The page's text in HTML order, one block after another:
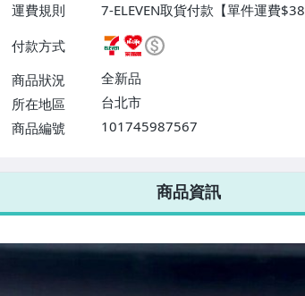
運費規則
7-ELEVEN取貨付款【單件運費
ELEVEN取貨不付款【免運費】、
或消費滿$1298免運費】、宅配/
$1598免運費】
付款方式
商品狀況
全新品
所在地區
台北市
商品編號
101745987567
7-ELEVEN 運費只要38元
不限金額、筆數，筆筆優惠無限次！
商品資訊